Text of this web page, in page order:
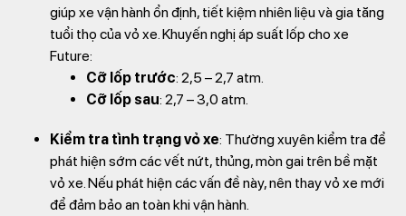
giúp xe vận hành ổn định, tiết kiệm nhiên liệu và gia tăng
tuổi thọ của vỏ xe. Khuyến nghị áp suất lốp cho xe
Future:
Cỡ lốp trước: 2,5 – 2,7 atm.
Cỡ lốp sau: 2,7 – 3,0 atm.
Kiểm tra tình trạng vỏ xe: Thường xuyên kiểm tra để
phát hiện sớm các vết nứt, thủng, mòn gai trên bề mặt
vỏ xe. Nếu phát hiện các vấn đề này, nên thay vỏ xe mới
để đảm bảo an toàn khi vận hành.